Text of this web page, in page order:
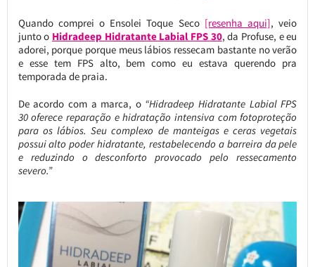
Quando comprei o Ensolei Toque Seco [resenha aqui], veio
junto o Hidradeep Hidratante Labial FPS 30, da Profuse, e eu
adorei, porque porque meus lábios ressecam bastante no verão
e esse tem FPS alto, bem como eu estava querendo pra
temporada de praia.
De acordo com a marca, o “Hidradeep Hidratante Labial FPS
30 oferece reparação e hidratação intensiva com fotoproteção
para os lábios. Seu complexo de manteigas e ceras vegetais
possui alto poder hidratante, restabelecendo a barreira da pele
e reduzindo o desconforto provocado pelo ressecamento
severo.”